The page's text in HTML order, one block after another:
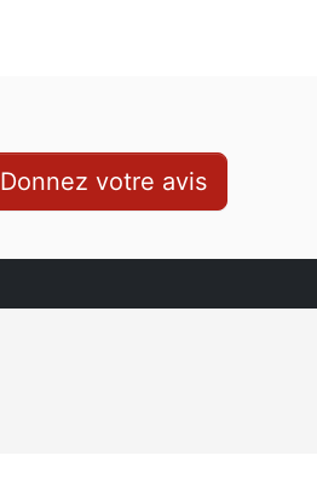
Donnez votre avis